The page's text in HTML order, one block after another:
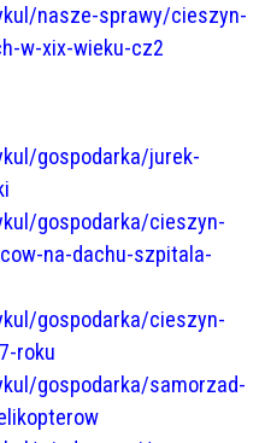
nasze-sprawy/cieszyn-
w-xix-wieku-cz2
gospodarka/jurek-
gospodarka/cieszyn-
na-dachu-szpitala-
gospodarka/cieszyn-
roku
gospodarka/samorzad-